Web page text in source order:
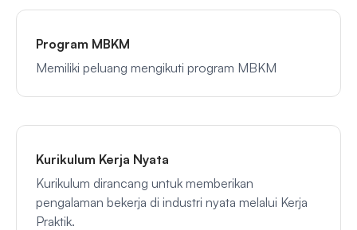
Program MBKM
Memiliki peluang mengikuti program MBKM
Kurikulum Kerja Nyata
Kurikulum dirancang untuk memberikan
pengalaman bekerja di industri nyata melalui Kerja
Praktik.